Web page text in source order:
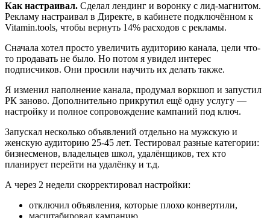
Как настраивал. Сделал лендинг и воронку с лид-магнитом.
Рекламу настраивал в Директе, в кабинете подключённом к
Vitamin.tools, чтобы вернуть 14% расходов с рекламы.
Сначала хотел просто увеличить аудиторию канала, цели что-
то продавать не было. Но потом я увидел интерес
подписчиков. Они просили научить их делать также.
Я изменил наполнение канала, продумал воркшоп и запустил
РК заново. Дополнительно прикрутил ещё одну услугу —
настройку и полное сопровождение кампаний под ключ.
Запускал несколько объявлений отдельно на мужскую и
женскую аудиторию 25-45 лет. Тестировал разные категории:
бизнесменов, владельцев школ, удалёнщиков, тех кто
планирует перейти на удалёнку и т.д.
А через 2 недели скорректировал настройки:
отключил объявления, которые плохо конвертили,